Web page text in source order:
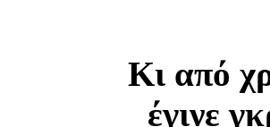
Κι από
έγινε